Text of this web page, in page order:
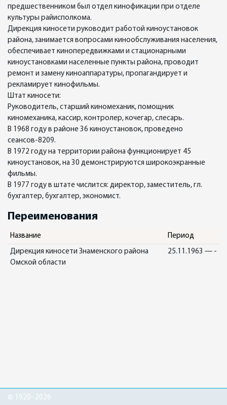
предшественником был отдел кинофикации при отделе
культуры райисполкома.
Дирекция киносети руководит работой киноустановок
района, занимается вопросами кинообслуживания населения,
обеспечивает кинопередвижками и стационарными
киноустановками населенные пункты района, проводит
ремонт и замену киноаппаратуры, пропагандирует и
рекламирует кинофильмы.
Штат киносети:
Руководитель, старший киномеханик, помощник
киномеханика, кассир, контролер, кочегар, слесарь.
В 1968 году в районе 36 киноустановок, проведено
сеансов-8209.
В 1972 году на территории района функционирует 45
киноустановок, на 30 демонстрируются широкоэкранные
фильмы.
В 1977 году в штате числится: директор, заместитель, гл.
бухгалтер, бухгалтер, экономист.
Переименования
Название Период
Дирекция киносети Знаменского района
Омской области
25.11.1963 — -
© 1920–2026